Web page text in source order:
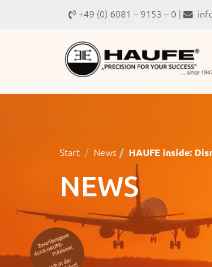
+49 (0) 6081 – 9153 – 0 |
Start News HAUFE inside:
NEWS